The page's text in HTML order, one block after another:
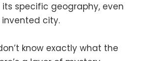
specific geography, even
invented city.
know exactly what the